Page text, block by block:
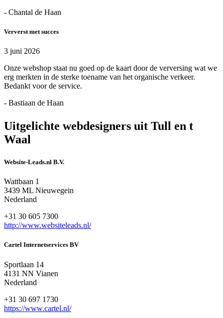
- Chantal de Haan
Ververst met succes
3 juni 2026
Onze webshop staat nu goed op de kaart door de verversing wat we
erg merkten in de sterke toename van het organische verkeer.
Bedankt voor de service.
- Bastiaan de Haan
Uitgelichte webdesigners uit Tull en t
Waal
Website-Leads.nl B.V.
Wattbaan 1
3439 ML Nieuwegein
Nederland
+31 30 605 7300
http://www.websiteleads.nl/
Cartel Internetservices BV
Sportlaan 14
4131 NN Vianen
Nederland
+31 30 697 1730
https://www.cartel.nl/